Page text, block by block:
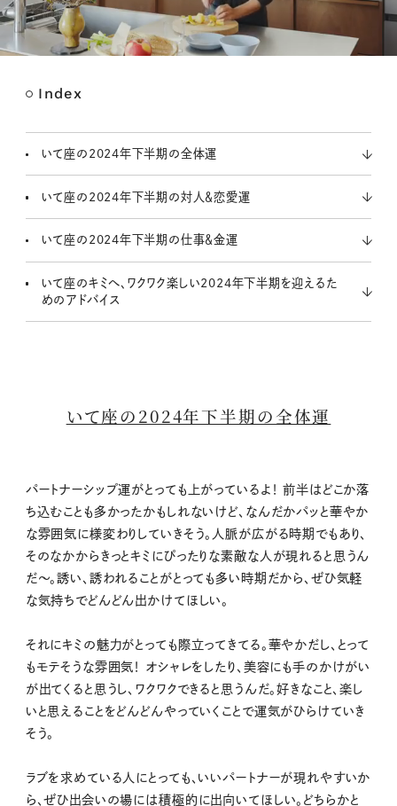
Index
いて座の2024年下半期の全体運
いて座の2024年下半期の対人＆恋愛運
いて座の2024年下半期の仕事＆金運
いて座のキミへ、ワクワク楽しい2024年下半期を迎えるた
めのアドバイス
いて座の2024年下半期の全体運
パートナーシップ運がとっても上がっているよ！ 前半はどこか落
ち込むことも多かったかもしれないけど、なんだかパッと華やか
な雰囲気に様変わりしていきそう。人脈が広がる時期でもあり、
そのなかからきっとキミにぴったりな素敵な人が現れると思うん
だ〜。誘い、誘われることがとっても多い時期だから、ぜひ気軽
な気持ちでどんどん出かけてほしい。
それにキミの魅力がとっても際立ってきてる。華やかだし、とって
もモテそうな雰囲気！ オシャレをしたり、美容にも手のかけがい
が出てくると思うし、ワクワクできると思うんだ。好きなこと、楽し
いと思えることをどんどんやっていくことで運気がひらけていき
そう。
ラブを求めている人にとっても、いいパートナーが現れやすいか
ら、ぜひ出会いの場には積極的に出向いてほしい。どちらかと